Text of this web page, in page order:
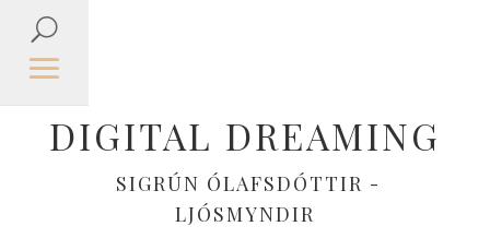
DIGITAL DREAMING
SIGRÚN ÓLAFSDÓTTIR -
LJÓSMYNDIR